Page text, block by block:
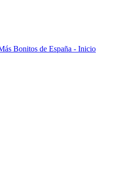
Bonitos de España - Inicio